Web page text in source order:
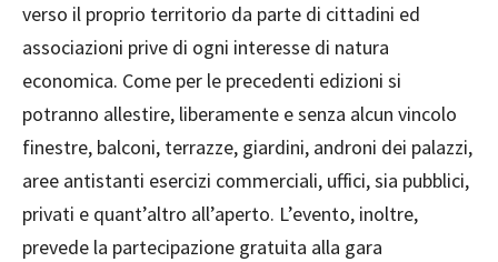
verso il proprio territorio da parte di cittadini ed
associazioni prive di ogni interesse di natura
economica. Come per le precedenti edizioni si
potranno allestire, liberamente e senza alcun vincolo
finestre, balconi, terrazze, giardini, androni dei palazzi,
aree antistanti esercizi commerciali, uffici, sia pubblici,
privati e quant’altro all’aperto. L’evento, inoltre,
prevede la partecipazione gratuita alla gara